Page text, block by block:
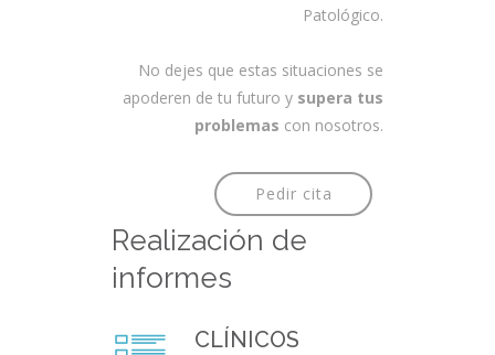
Patológico.
No dejes que estas situaciones se
apoderen de tu futuro y supera tus
problemas con nosotros.
Pedir cita
Realización de
informes
CLÍNICOS